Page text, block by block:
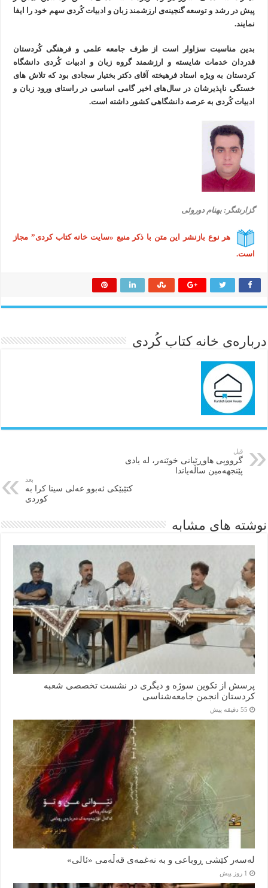
پیش در رشد و توسعە گنجینەی ارزشمند زبان و ادبیات کُردی سهم خود را ایفا
نمایند.
بدین مناسبت سزاوار است از طرف جامعە علمی و فرهنگی كُردستان
قدردان خدمات شایستە و ارزشمند گروە زبان و ادبیات كُردی دانشگاە
کردستان بە ویژە استاد فرهیختە آقای دکتر بختیار سجادی بود کە تلاش های
خستگی ناپذیرشان در سال‌های اخیر گامی اساسی در راستای ورود زبان و
ادبیات كُردی بە عرصە دانشگاهی کشور داشتە است.
گزارشگر: بهنام دوروئی
هر نوع بازنشر این متن با ذکر منبع «سایت خانه کتاب کردی” مجاز
است.
درباره‌ی خانه کتاب کُردی
قبل
گرووپی هاوڕێیانی خوێنەر، لە یادی
پێنجهەمین ساڵەیاندا
بعد
كتێبێكی ئەبوو عەلی سینا كرا بە
كوردی
نوشته های مشابه
پرسش از تکوین سوژه و دیگری در نشست تخصصی شعبه
کردستان انجمن جامعه‌شناسی
55 دقیقه پیش
لەسەر کێشی ڕوباعی و به نەغمەی قەڵەمی «ئالی»
1 روز پیش